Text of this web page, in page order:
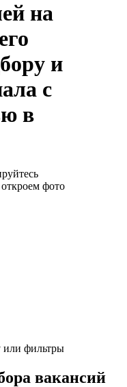
на
и
с
в
фото
или фильтры
вакансий